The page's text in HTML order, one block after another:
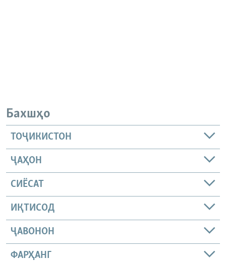
Бахшҳо
ТОҶИКИСТОН
ҶАҲОН
СИЁСАТ
ИҚТИСОД
ҶАВОНОН
ФАРҲАНГ